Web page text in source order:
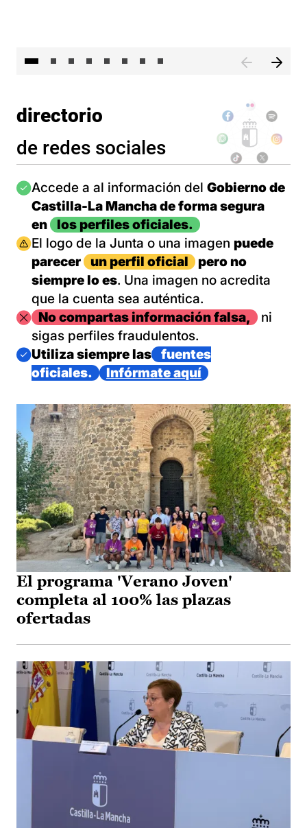
directorio
de redes sociales
Imagen
Accede a al información del Gobierno de
Castilla-La Mancha de forma segura
en
los perfiles oficiales.
Imagen
El logo de la Junta o una imagen puede
parecer
un perfil oficial
pero no
siempre lo es. Una imagen no acredita
que la cuenta sea auténtica.
ImagenNo compartas información falsa,
ni
sigas perfiles fraudulentos.
Imagen
Utiliza siempre las
fuentes
oficiales.
Infórmate aquí
El programa 'Verano Joven'
completa al 100% las plazas
ofertadas